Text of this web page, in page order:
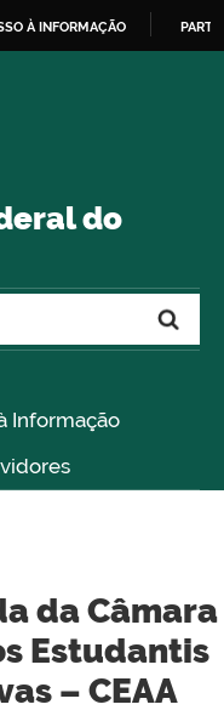
À INFORMAÇÃO
do
Informação
da Câmara
Estudantis
– CEAA